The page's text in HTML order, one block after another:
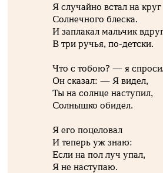
Я случайно встал на круг
Солнечного блеска.
И заплакал мальчик
В три ручья, по-детски.
Что с тобою? — я
Он сказал: — Я видел,
Ты на солнце наступил,
Солнышко обидел.
Я его поцеловал
И теперь уж знаю:
Если на пол луч упал,
Я не наступаю.